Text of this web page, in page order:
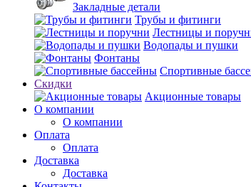
Закладные детали
Трубы и фитинги
Лестницы и
Водопады и пушки
Фонтаны
Спортивные
Скидки
Акционные товары
О компании
О компании
Оплата
Оплата
Доставка
Доставка